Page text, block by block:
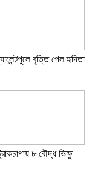
বৃত্তি পেল হৃদিতা
৮ বৌদ্ধ ভিক্ষু